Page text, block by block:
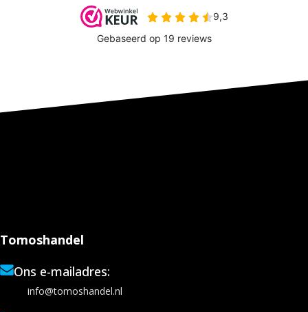
Tomoshandel
Ons e-mailadres:
info@tomoshandel.nl